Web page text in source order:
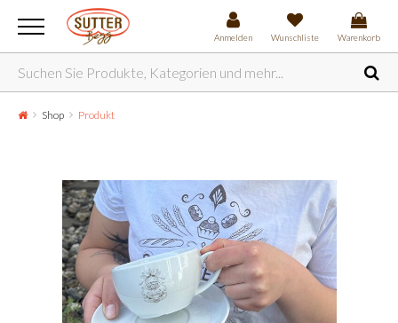
Anmelden Wunschliste Warenkorb
Shop Produkt